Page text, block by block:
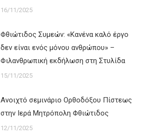
16/11/2025
Φθιώτιδος Συμεών: «Κανένα καλό έργο
δεν είναι ενός μόνου ανθρώπου» –
Φιλανθρωπική εκδήλωση στη Στυλίδα
15/11/2025
Ανοιχτό σεμινάριο Ορθοδόξου Πίστεως
στην Ιερά Μητρόπολη Φθιώτιδος
12/11/2025